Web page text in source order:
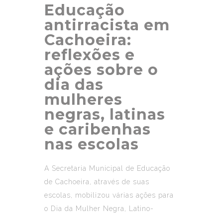
Educação
antirracista em
Cachoeira:
reflexões e
ações sobre o
dia das
mulheres
negras, latinas
e caribenhas
nas escolas
A Secretaria Municipal de Educação
de Cachoeira, através de suas
escolas, mobilizou várias ações para
o Dia da Mulher Negra, Latino-